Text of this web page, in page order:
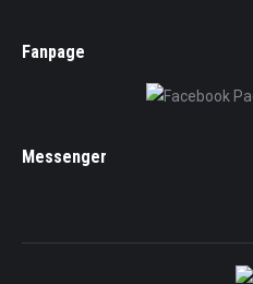
Fanpage
Messenger